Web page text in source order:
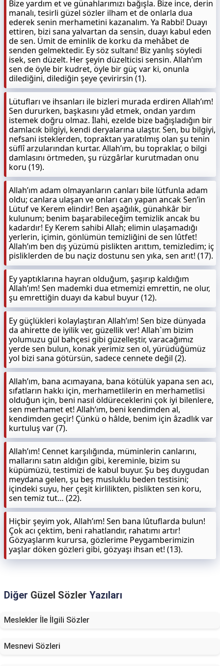
Bize yardım et ve günahlarımızı bağışla. Bize ince, derin
manalı, tesirli güzel sözler ilham et de onlarla dua
ederek senin merhametini kazanalım. Ya Rabbi! Duayı
ettiren, bizi sana yalvartan da sensin, duayı kabul eden
de sen. Ümit de eminlik de korku da mehâbet de
senden gelmektedir. Ey söz sultanı! Biz yanlış söyledi
isek, sen düzelt. Her şeyin düzelticisi sensin. Allah’ım
sen de öyle bir kudret, öyle bir güç var ki, onunla
dilediğini, dilediğin şeye çevirirsin (1).
Lütufları ve ihsanları ile bizleri murada erdiren Allah’ım!
Sen dururken, başkasını yâd etmek, ondan yardım
istemek doğru olmaz. İlahi, ezelde bize bağışladığın bir
damlacık bilgiyi, kendi deryalarına ulaştır. Sen, bu bilgiyi,
nefsani isteklerden, topraktan yaratılmış olan şu tenin
süflî arzularından kurtar. Allah’ım, bu topraklar, o bilgi
damlasını örtmeden, şu rüzgârlar kurutmadan onu
koru (19).
Allah’ım adam olmayanların canları bile lütfunla adam
oldu; canlara ulaşan ve onları can yapan ancak Sen’in
Lütuf ve Kerem elindir! Ben aşağılık, günahkâr bir
kulunum; benim başarabileceğim temizlik ancak bu
kadardır! Ey Kerem sahibi Allah; elimin ulaşamadığı
yerlerin, içimin, gönlümün temizliğini de sen lûtfet!
Allah’ım ben dış yüzümü pislikten arıttım, temizledim; iç
pisliklerden de bu naçiz dostunu sen yıka, sen arıt! (17).
Ey yaptıklarına hayran olduğum, şaşırıp kaldığım
Allah’ım! Sen mademki dua etmemizi emrettin, ne olur,
şu emrettiğin duayı da kabul buyur (12).
Ey güçlükleri kolaylaştıran Allah’ım! Sen bize dünyada
da ahirette de iyilik ver, güzellik ver! Allah`ım bizim
yolumuzu gül bahçesi gibi güzelleştir, varacağımız
yerde sen bulun, konak yerimiz sen ol, yürüdüğümüz
yol bizi sana götürsün, sadece cennete değil (2).
Allah’ım, bana acımayana, bana kötülük yapana sen acı,
sıfatların hakkı için, merhametlilerin en merhametlisi
olduğun için, beni nasıl öldüreceklerini çok iyi bilenlere,
sen merhamet et! Allah’ım, beni kendimden al,
kendimden geçir! Çünkü o hâlde, benim için âzadlık var
kurtuluş var (7).
Allah’ım! Cennet karşılığında, müminlerin canlarını,
mallarını satın aldığın gibi, kereminle, bizim su
küpümüzü, testimizi de kabul buyur. Şu beş duygudan
meydana gelen, şu beş musluklu beden testisini;
içindeki suyu, her çeşit kirlilikten, pislikten sen koru,
sen temiz tut… (22).
Hiçbir şeyim yok, Allah’ım! Sen bana lûtuflarda bulun!
Çok acı çektim, beni rahatlandır, rahatımı artır!
Gözyaşlarım kurursa, gözlerime Peygamberimizin
yaşlar döken gözleri gibi, gözyaşı ihsan et! (13).
Diğer Güzel Sözler Yazıları
Meslekler İle İlgili Sözler
Mesnevi Sözleri